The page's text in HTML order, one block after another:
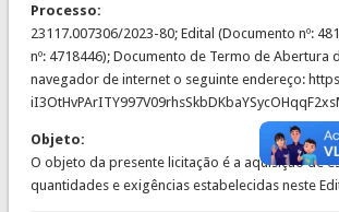
Processo:
23117.007306/2023-80; Edital (Documento nº:
nº: 4718446); Documento de Termo de
navegador de internet o seguinte endereço:
Objeto:
O objeto da presente licitação é a aquisição de
quantidades e exigências estabelecidas neste